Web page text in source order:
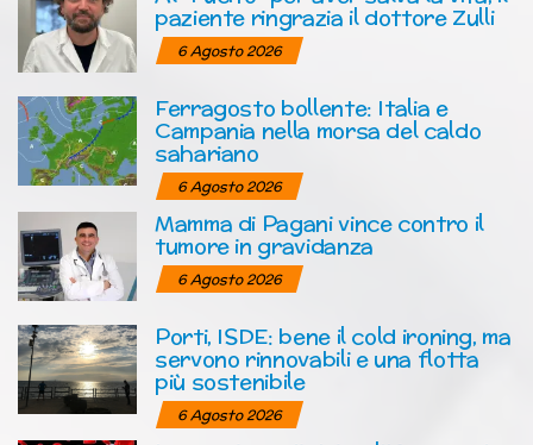
paziente ringrazia il dottore Zulli
6 Agosto 2026
Ferragosto bollente: Italia e
Campania nella morsa del caldo
sahariano
6 Agosto 2026
Mamma di Pagani vince contro il
tumore in gravidanza
6 Agosto 2026
Porti, ISDE: bene il cold ironing, ma
servono rinnovabili e una flotta
più sostenibile
6 Agosto 2026